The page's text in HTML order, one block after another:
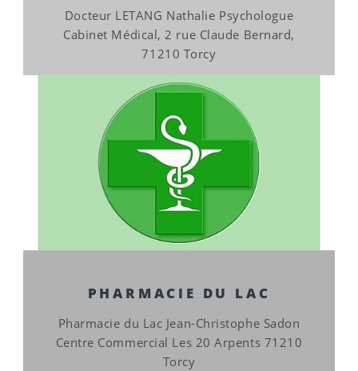
Docteur LETANG Nathalie Psychologue
Cabinet Médical, 2 rue Claude Bernard,
71210 Torcy
PHARMACIE DU LAC
Pharmacie du Lac Jean-Christophe Sadon
Centre Commercial Les 20 Arpents 71210
Torcy